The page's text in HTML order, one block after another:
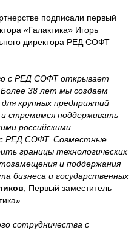
подписали первый
«Галактика» Игорь
директора РЕД СОФТ
с РЕД СОФТ открывает
38 лет мы создаем
крупных предприятий
стремимся поддерживать
российскими
РЕД СОФТ. Совместные
границы технологических
и поддержания
бизнеса и государственных
, Первый заместитель
сотрудничества с